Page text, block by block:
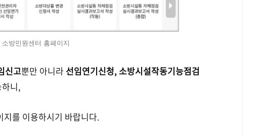
소방민원센터 홈페이지
신고뿐만 아니라 선임연기신청, 소방시설작동기능점검
니,
를 이용하시기 바랍니다.